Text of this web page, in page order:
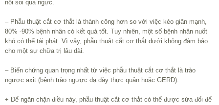
nội soi qua ngực.
– Phẫu thuật cắt cơ thắt là thành công hơn so với việc kéo giãn mạnh,
80% -90% bệnh nhân có kết quả tốt. Tuy nhiên, một số bệnh nhân nuốt
khó có thể tái phát. Vì vậy, phẫu thuật cắt cơ thắt dưới không đảm bảo
cho một sự chữa trị lâu dài.
– Biến chứng quan trọng nhất từ việc phẫu thuật cắt cơ thắt là trào
ngược axit (bệnh trào ngược dạ dày thực quản hoặc GERD).
+ Để ngăn chặn điều này, phẫu thuật cắt cơ thắt có thể được sửa đổi để